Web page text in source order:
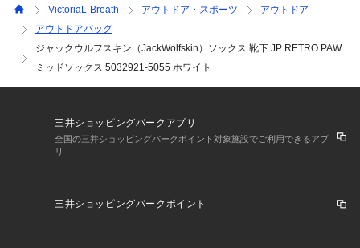
※ブラウザやお使いのモニター環境により、掲載画像と実際の
商品の色味が若干異なる場合があります。
※掲載の価格・製品のパッケージ・デザイン・仕様について、
予告なく変更することがあります。あらかじめご了承くださ
アクセサリー Men's Mens メンズ めんず 男性 Lady's Ladys
レディース れでぃーす 女性 アウトドア レジャー プレゼント
ギフト 贈り物 靴下 くつ下 保温 防寒 スクール ビジネス 速乾
VictoriaL-Breath アウトドア・スポーツ
アウトドア
アウトドアバッグ
ジャックウルフスキン（JackWolfskin）ソックス 靴下 JP RETRO PAW
ミッドソックス 5032921-5055 ホワイト
三井ショッピングパークアプリ
全国の三井ショッピングパークポイント対象施設でご利用できるアプ
リ
三井ショッピングパークポイント